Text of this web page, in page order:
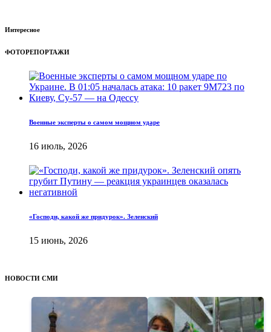
Интересное
ФОТОРЕПОРТАЖИ
Военные эксперты о самом мощном ударе
16 июль, 2026
«Господи, какой же придурок». Зеленский
15 июнь, 2026
НОВОСТИ СМИ